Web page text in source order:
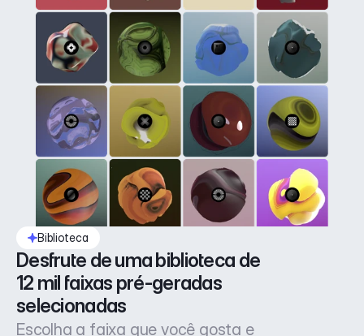
Biblioteca
Desfrute de uma biblioteca de
12 mil faixas pré-geradas
selecionadas
Escolha a faixa que você gosta e